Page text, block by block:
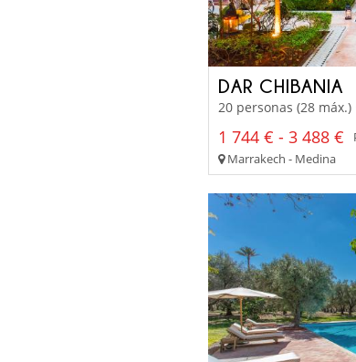
DAR CHIBANIA
20 personas (28
1 744 € - 3 488 €
Marrakech - Medina